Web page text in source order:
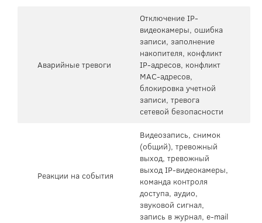
Аварийные тревоги
Отключение IP-
видеокамеры, ошибка
записи, заполнение
накопителя, конфликт
IP-адресов, конфликт
MAC-адресов,
блокировка учетной
записи, тревога
сетевой безопасности
Реакции на события
Видеозапись, снимок
(общий), тревожный
выход, тревожный
выход IP-видеокамеры,
команда контроля
доступа, аудио,
звуковой сигнал,
запись в журнал, e-mail